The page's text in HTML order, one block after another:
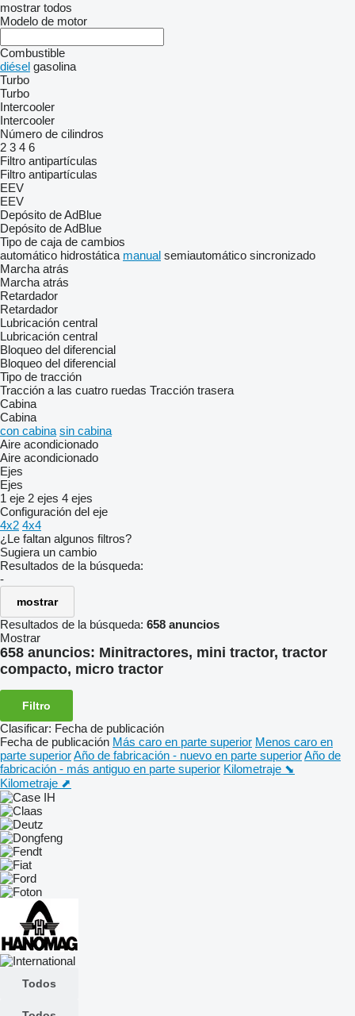
mostrar todos
Modelo de motor
Combustible
diésel gasolina
Turbo
Turbo
Intercooler
Intercooler
Número de cilindros
2 3 4 6
Filtro antipartículas
Filtro antipartículas
EEV
EEV
Depósito de AdBlue
Depósito de AdBlue
Tipo de caja de cambios
automático hidrostática manual semiautomático sincronizado
Marcha atrás
Marcha atrás
Retardador
Retardador
Lubricación central
Lubricación central
Bloqueo del diferencial
Bloqueo del diferencial
Tipo de tracción
Tracción a las cuatro ruedas Tracción trasera
Cabina
Cabina
con cabina sin cabina
Aire acondicionado
Aire acondicionado
Ejes
Ejes
1 eje 2 ejes 4 ejes
Configuración del eje
4x2 4x4
¿Le faltan algunos filtros?
Sugiera un cambio
Resultados de la búsqueda:
-
mostrar
Resultados de la búsqueda: 658 anuncios
Mostrar
658 anuncios: Minitractores, mini tractor, tractor
compacto, micro tractor
Filtro
Clasificar: Fecha de publicación
Fecha de publicación Más caro en parte superior Menos caro en
parte superiorAño de fabricación - nuevo en parte superiorAño de
fabricación - más antiguo en parte superior Kilometraje ⬊
Kilometraje ⬈
Todos